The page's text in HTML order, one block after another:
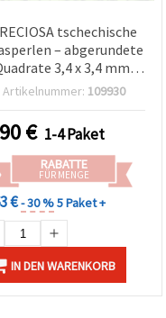
tschechische
– abgerundete
3,4 x 3,4 mm,
Bohrung 1,2
20 g (ca. 320 Stk.) für
Basteln &
Schmuckherstellung
Artikelnummer: 109930
€ 1-4 Paket
RABATTE
FÜR MENGE
€- 30 %5 Paket +
IN DEN WARENKORB